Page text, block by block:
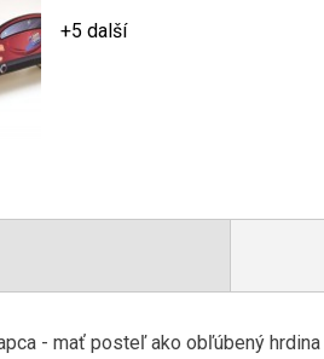
+5 další
- mať posteľ ako obľúbený